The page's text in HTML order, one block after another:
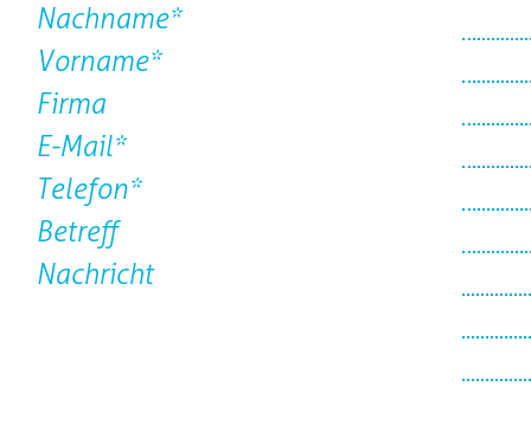
Nachname*
Vorname*
Firma
E-Mail*
Telefon*
Betreff
Nachricht